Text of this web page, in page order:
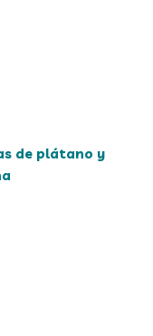
de plátano y